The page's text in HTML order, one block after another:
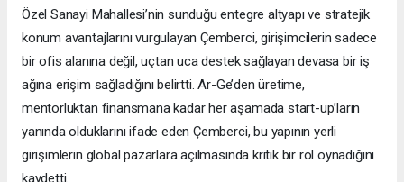
Özel Sanayi Mahallesi’nin sunduğu entegre altyapı ve stratejik
konum avantajlarını vurgulayan Çemberci, girişimcilerin sadece
bir ofis alanına değil, uçtan uca destek sağlayan devasa bir iş
ağına erişim sağladığını belirtti. Ar-Ge’den üretime,
mentorluktan finansmana kadar her aşamada start-up’ların
yanında olduklarını ifade eden Çemberci, bu yapının yerli
girişimlerin global pazarlara açılmasında kritik bir rol oynadığını
kaydetti.